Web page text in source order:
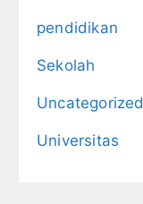
pendidikan
Sekolah
Uncategorized
Universitas